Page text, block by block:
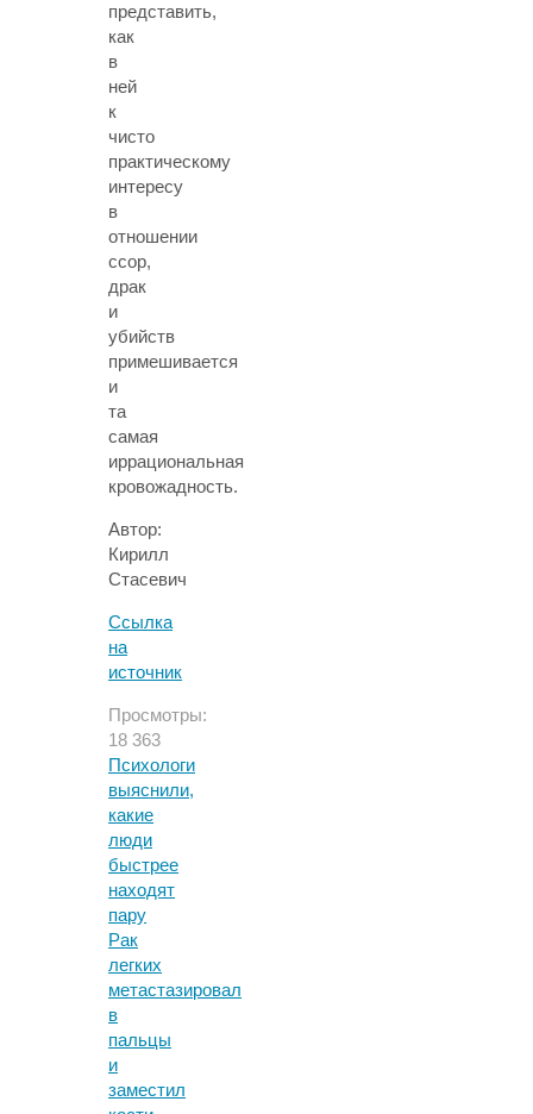
представить,
как
в
ней
к
чисто
практическому
интересу
в
отношении
ссор,
драк
и
убийств
примешивается
и
та
самая
иррациональная
кровожадность.
Автор:
Кирилл
Стасевич
Ссылка
на
источник
Просмотры:
18 363
Психологи
выяснили,
какие
люди
быстрее
находят
пару
Рак
легких
метастазировал
в
пальцы
и
заместил